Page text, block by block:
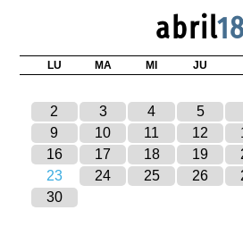
abril18
LU MA MI JU
2
3 4 5
9
10 11 12
16
17 18 19
23
24 25 26
30